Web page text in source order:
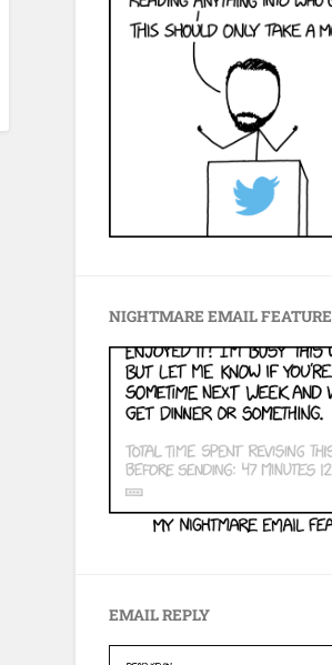
NIGHTMARE EMAIL FEATURE
EMAIL REPLY